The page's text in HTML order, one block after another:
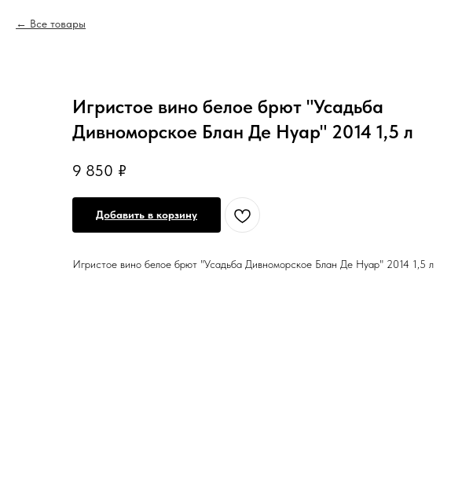
Все товары
Игристое вино белое брют "Усадьба
Дивноморское Блан Де Нуар" 2014 1,5 л
9 850 ₽
Добавить в корзину
Игристое вино белое брют "Усадьба Дивноморское Блан Де Нуар" 2014 1,5 л